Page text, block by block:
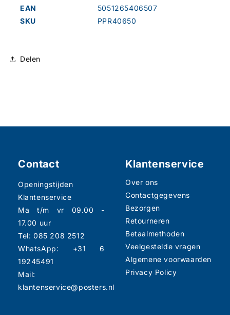
EAN
5051265406507
SKU
PPR40650
Delen
Contact
Openingstijden
Klantenservice
Ma t/m vr 09.00 -
17.00 uur
Tel: 085 208 2512
WhatsApp: +31 6
19245491
Mail:
klantenservice@posters.nl
Klantenservice
Over ons
Contactgegevens
Bezorgen
Retourneren
Betaalmethoden
Veelgestelde vragen
Algemene voorwaarden
Privacy Policy